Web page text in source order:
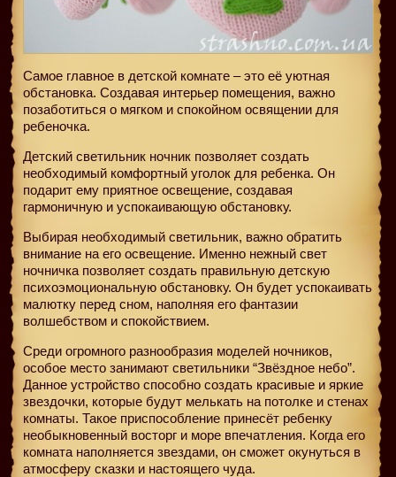
Самое главное в детской комнате – это её уютная
обстановка. Создавая интерьер помещения, важно
позаботиться о мягком и спокойном освящении для
ребеночка.
Детский светильник ночник позволяет создать
необходимый комфортный уголок для ребенка. Он
подарит ему приятное освещение, создавая
гармоничную и успокаивающую обстановку.
Выбирая необходимый светильник, важно обратить
внимание на его освещение. Именно нежный свет
ночничка позволяет создать правильную детскую
психоэмоциональную обстановку. Он будет успокаивать
малютку перед сном, наполняя его фантазии
волшебством и спокойствием.
Среди огромного разнообразия моделей ночников,
особое место занимают светильники “Звёздное небо”.
Данное устройство способно создать красивые и яркие
звездочки, которые будут мелькать на потолке и стенах
комнаты. Такое приспособление принесёт ребенку
необыкновенный восторг и море впечатления. Когда его
комната наполняется звездами, он сможет окунуться в
атмосферу сказки и настоящего чуда.